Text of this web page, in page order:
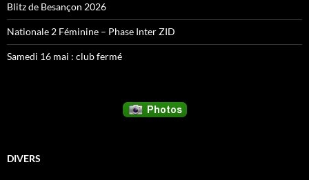
Blitz de Besançon 2026
Nationale 2 Féminine – Phase Inter ZID
Samedi 16 mai : club fermé
DIVERS